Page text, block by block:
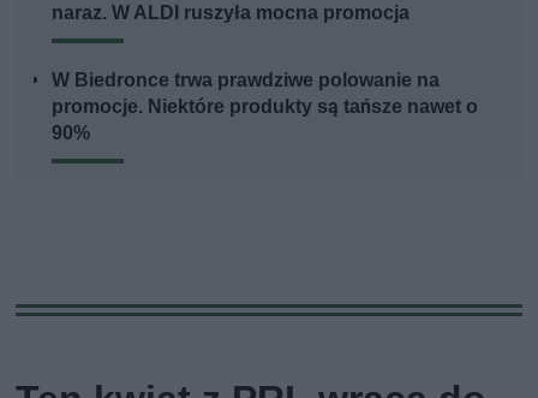
naraz. W ALDI ruszyła mocna promocja
W Biedronce trwa prawdziwe polowanie na
promocje. Niektóre produkty są tańsze nawet o
90%